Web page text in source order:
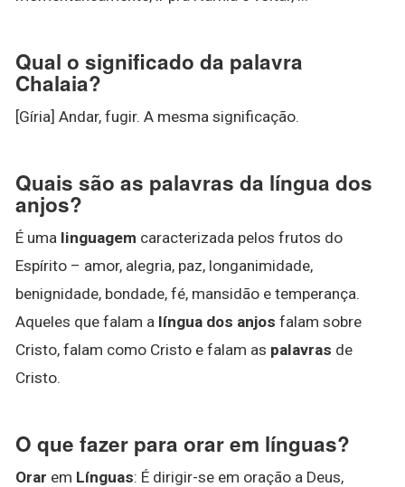
Qual o significado da palavra
Chalaia?
[Gíria] Andar, fugir. A mesma significação.
Quais são as palavras da língua dos
anjos?
É uma linguagem caracterizada pelos frutos do
Espírito – amor, alegria, paz, longanimidade,
benignidade, bondade, fé, mansidão e temperança.
Aqueles que falam a língua dos anjos falam sobre
Cristo, falam como Cristo e falam as palavras de
Cristo.
O que fazer para orar em línguas?
Orar em Línguas: É dirigir-se em oração a Deus,